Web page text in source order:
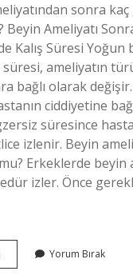
sonra
Beyin Ameliyatı
Kalış Süresi Yoğun
ameliyatın
bağlı olarak
ciddiyetine
süresince
izlenir. Beyin
Erkeklerde beyin
izler. Önce
Baloncuğu
Yorum Bırak